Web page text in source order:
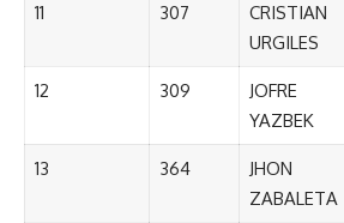
11 307
CRISTIAN
URGILES
12 309
JOFRE
YAZBEK
13 364
JHON
ZABALETA